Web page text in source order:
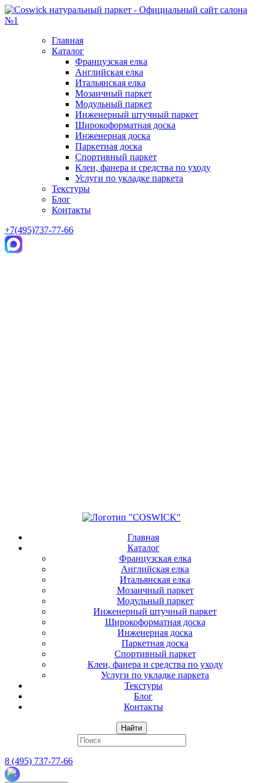
Главная
Каталог
Французская елка
Английская елка
Итальянская елка
Мозаичный паркет
Модульный паркет
Инженерный штучный паркет
Широкоформатная доска
Инженерная доска
Паркетная доска
Спортивный паркет
Клеи, фанера и средства по уходу
Услуги по укладке паркета
Текстуры
Блог
Контакты
+7(495)737-77-66
Главная
Каталог
Французская елка
Английская елка
Итальянская елка
Мозаичный паркет
Модульный паркет
Инженерный штучный паркет
Широкоформатная доска
Инженерная доска
Паркетная доска
Спортивный паркет
Клеи, фанера и средства по уходу
Услуги по укладке паркета
Текстуры
Блог
Контакты
Найти
8 (495) 737-77-66